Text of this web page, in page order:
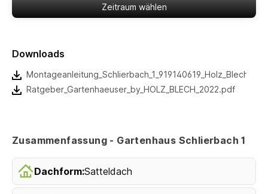
Zeitraum wählen
Downloads
Ratgeber_Gartenhaeuser_by_HOLZ_BLECH_2022.pdf
Zusammenfassung - Gartenhaus Schlierbach 1
Dachform:Satteldach